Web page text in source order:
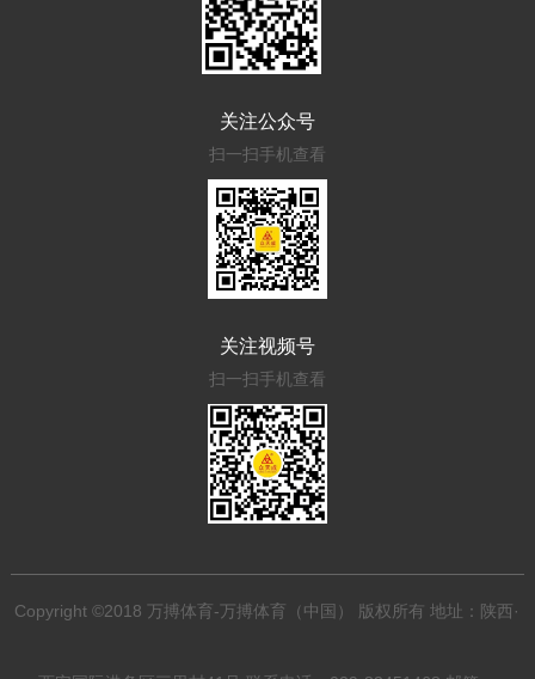
关注公众号
扫一扫手机查看
关注视频号
扫一扫手机查看
Copyright ©2018 万搏体育-万搏体育（中国） 版权所有 地址：陕西·